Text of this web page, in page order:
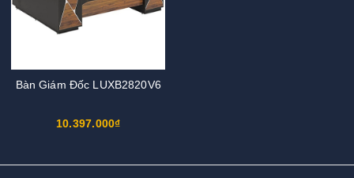
Bàn Giám Đốc LUXB2820V6
10.397.000₫